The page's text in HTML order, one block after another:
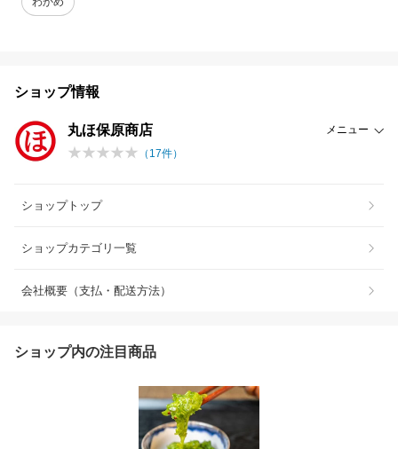
ショップ情報
丸ほ保原商店
メニュー
（ 17件）
ショップトップ
ショップカテゴリ一覧
会社概要（支払・配送方法）
ショップ内の注目商品